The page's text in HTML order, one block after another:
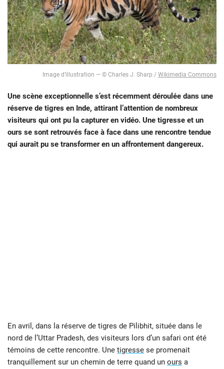
Image d’illustration — © Charles J. Sharp / Wikimedia Commons
Une scène exceptionnelle s’est récemment déroulée dans une
réserve de tigres en Inde, attirant l’attention de nombreux
visiteurs qui ont pu la capturer en vidéo. Une tigresse et un
ours se sont retrouvés face à face dans une rencontre tendue
qui aurait pu se transformer en un affrontement dangereux.
En avril, dans la réserve de tigres de Pilibhit, située dans le
nord de l’Uttar Pradesh, des visiteurs lors d’un safari ont été
témoins de cette rencontre. Une tigresse se promenait
tranquillement sur un chemin de terre quand un ours a